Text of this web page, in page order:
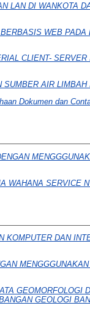
LAN DI WANKOTA
WEB
CLIENT-
SUMBER AIR
Dokumen dan
WAHANA SERVICE
KOMPUTER DAN
GEOMORFOLOGI
GEOLOGI